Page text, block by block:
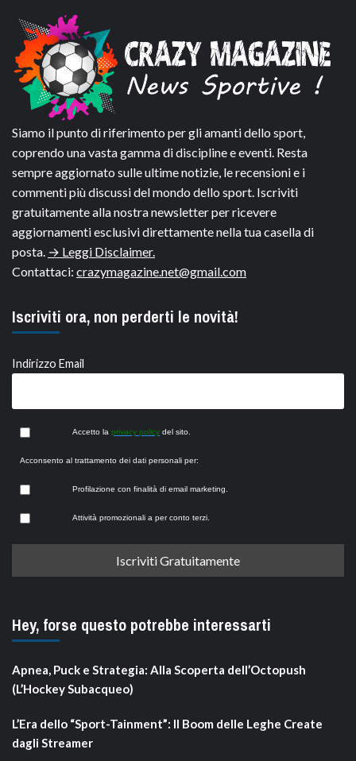
Siamo il punto di riferimento per gli amanti dello sport,
coprendo una vasta gamma di discipline e eventi. Resta
sempre aggiornato sulle ultime notizie, le recensioni e i
commenti più discussi del mondo dello sport. Iscriviti
gratuitamente alla nostra newsletter per ricevere
aggiornamenti esclusivi direttamente nella tua casella di
posta. → Leggi Disclaimer.
Contattaci: crazymagazine.net@gmail.com
Iscriviti ora, non perderti le novità!
Indirizzo Email
Accetto la privacy policy del sito.
Acconsento al trattamento dei dati personali per:
Profilazione con finalità di email marketing.
Attività promozionali a per conto terzi.
Hey, forse questo potrebbe interessarti
Apnea, Puck e Strategia: Alla Scoperta dell’Octopush
(L’Hockey Subacqueo)
L’Era dello “Sport-Tainment”: Il Boom delle Leghe Create
dagli Streamer